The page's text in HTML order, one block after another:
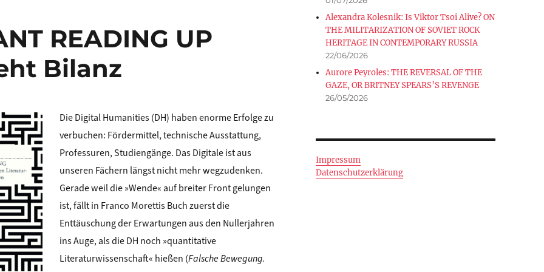
READING UP
Bilanz
Die Digital Humanities (DH) haben enorme Erfolge zu
verbuchen: Fördermittel, technische Ausstattung,
Professuren, Studiengänge. Das Digitale ist aus
unseren Fächern längst nicht mehr wegzudenken.
Gerade weil die »Wende« auf breiter Front gelungen
ist, fällt in Franco Morettis Buch zuerst die
Enttäuschung der Erwartungen aus den Nullerjahren
ins Auge, als die DH noch »quantitative
Literaturwissenschaft« hießen (Falsche Bewegung.
Alexandra Kolesnik: Is Viktor Tsoi Alive? ON
THE MILITARIZATION OF SOVIET ROCK
HERITAGE IN CONTEMPORARY RUSSIA
22/06/2026
Aurore Peyroles: THE REVERSAL OF THE
GAZE, OR BRITNEY SPEARS’S REVENGE
26/05/2026
Impressum
Datenschutzerklärung